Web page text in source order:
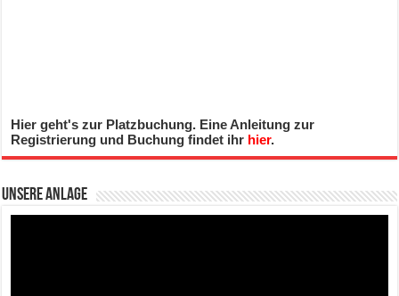
Hier geht's zur Platzbuchung. Eine Anleitung zur
Registrierung und Buchung findet ihr hier.
Unsere Anlage